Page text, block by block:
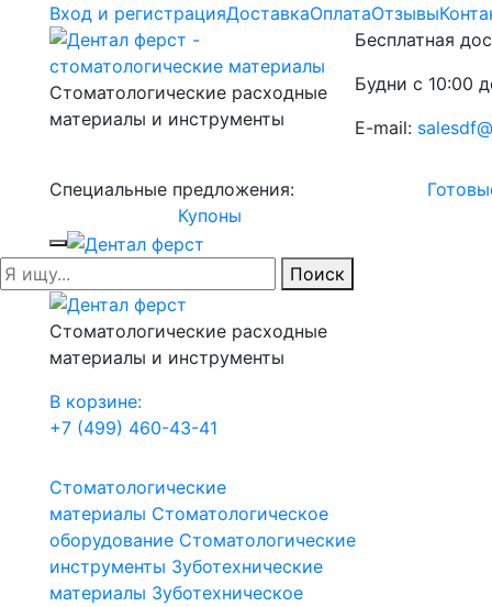
Вход и регистрацияДоставкаОплатаОтзывы
Стоматологические расходные
материалы и инструменты
Бесплатная
Будни с 10:00
E-mail:
Специальные предложения:
Купоны
Поиск
Стоматологические расходные
материалы и инструменты
В корзине:
+7 (499) 460-43-41
Стоматологические
материалы Стоматологическое
оборудование Стоматологические
инструменты Зуботехнические
материалы Зуботехническое